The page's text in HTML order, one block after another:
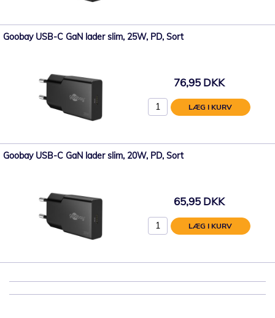
Goobay USB-C GaN lader slim, 25W, PD, Sort
76,95 DKK
LÆG I KURV
Goobay USB-C GaN lader slim, 20W, PD, Sort
65,95 DKK
LÆG I KURV